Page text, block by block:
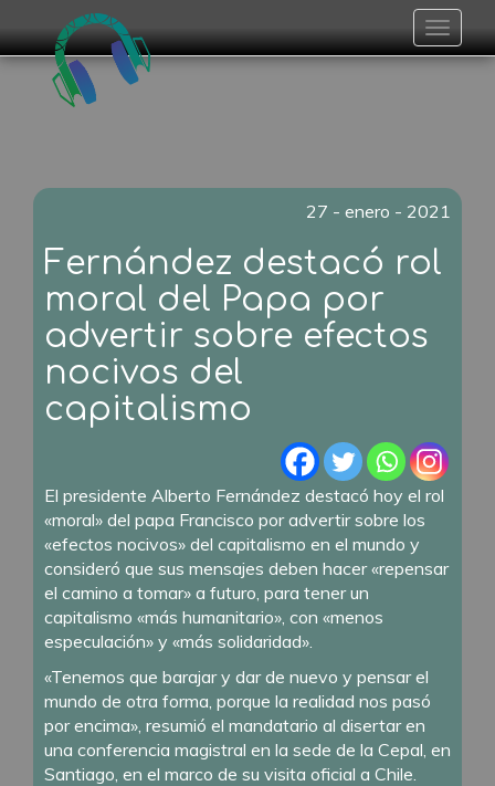
Toggle
27 - enero - 2021
Fernández destacó rol
moral del Papa por
advertir sobre efectos
nocivos del
capitalismo
El presidente Alberto Fernández destacó hoy el rol
«moral» del papa Francisco por advertir sobre los
«efectos nocivos» del capitalismo en el mundo y
consideró que sus mensajes deben hacer «repensar
el camino a tomar» a futuro, para tener un
capitalismo «más humanitario», con «menos
especulación» y «más solidaridad».
«Tenemos que barajar y dar de nuevo y pensar el
mundo de otra forma, porque la realidad nos pasó
por encima», resumió el mandatario al disertar en
una conferencia magistral en la sede de la Cepal, en
Santiago, en el marco de su visita oficial a Chile.